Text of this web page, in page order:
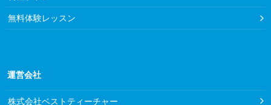
無料体験レッスン
運営会社
株式会社ベストティーチャー